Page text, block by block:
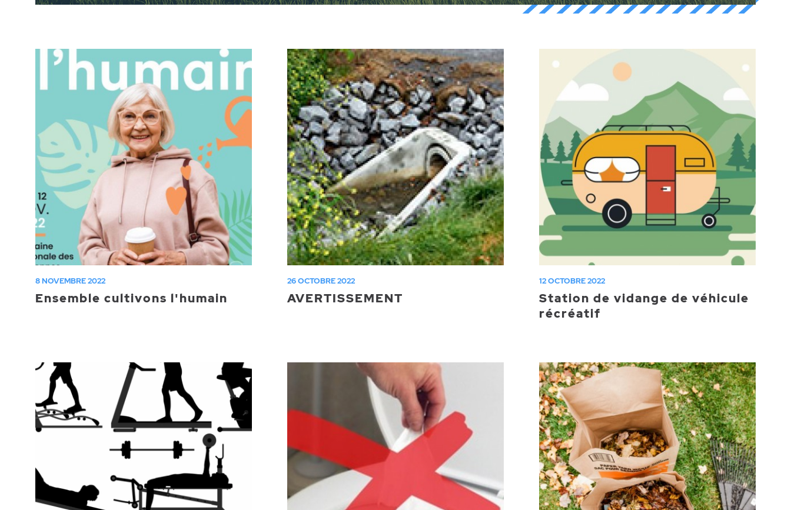
8 NOVEMBRE 2022
Ensemble cultivons l'humain
26 OCTOBRE 2022
AVERTISSEMENT
12 OCTOBRE 2022
Station de vidange de véhicule
récréatif